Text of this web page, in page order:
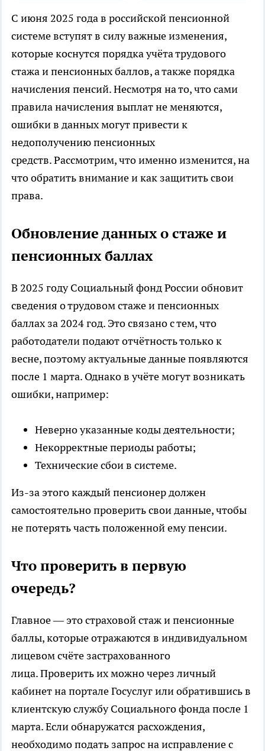
С июня 2025 года в российской пенсионной
системе вступят в силу важные изменения,
которые коснутся порядка учёта трудового
стажа и пенсионных баллов, а также порядка
начисления пенсий. Несмотря на то, что сами
правила начисления выплат не меняются,
ошибки в данных могут привести к
недополучению пенсионных
средств. Рассмотрим, что именно изменится, на
что обратить внимание и как защитить свои
права.
Обновление данных о стаже и
пенсионных баллах
В 2025 году Социальный фонд России обновит
сведения о трудовом стаже и пенсионных
баллах за 2024 год. Это связано с тем, что
работодатели подают отчётность только к
весне, поэтому актуальные данные появляются
после 1 марта. Однако в учёте могут возникать
ошибки, например:
Неверно указанные коды деятельности;
Некорректные периоды работы;
Технические сбои в системе.
Из-за этого каждый пенсионер должен
самостоятельно проверить свои данные, чтобы
не потерять часть положенной ему пенсии.
Что проверить в первую
очередь?
Главное — это страховой стаж и пенсионные
баллы, которые отражаются в индивидуальном
лицевом счёте застрахованного
лица. Проверить их можно через личный
кабинет на портале Госуслуг или обратившись в
клиентскую службу Социального фонда после 1
марта. Если обнаружатся расхождения,
необходимо подать запрос на исправление с